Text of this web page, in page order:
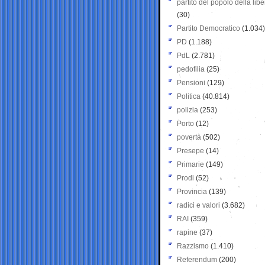
partito del popolo della
(30)
Partito Democratico (1.034)
PD (1.188)
PdL (2.781)
pedofilia (25)
Pensioni (129)
Politica (40.814)
polizia (253)
Porto (12)
povertà (502)
Presepe (14)
Primarie (149)
Prodi (52)
Provincia (139)
radici e valori (3.682)
RAI (359)
rapine (37)
Razzismo (1.410)
Referendum (200)